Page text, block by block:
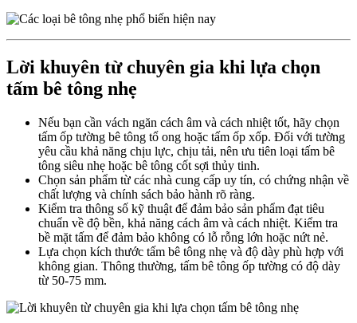
Lời khuyên từ chuyên gia khi lựa chọn
tấm bê tông nhẹ
Nếu bạn cần vách ngăn cách âm và cách nhiệt tốt, hãy chọn
tấm ốp tường bê tông tổ ong hoặc tấm ốp xốp. Đối với tường
yêu cầu khả năng chịu lực, chịu tải, nên ưu tiên loại tấm bê
tông siêu nhẹ hoặc bê tông cốt sợi thủy tinh.
Chọn sản phẩm từ các nhà cung cấp uy tín, có chứng nhận về
chất lượng và chính sách bảo hành rõ ràng.
Kiểm tra thông số kỹ thuật để đảm bảo sản phẩm đạt tiêu
chuẩn về độ bền, khả năng cách âm và cách nhiệt. Kiểm tra
bề mặt tấm để đảm bảo không có lỗ rỗng lớn hoặc nứt nẻ.
Lựa chọn kích thước tấm bê tông nhẹ và độ dày phù hợp với
không gian. Thông thường, tấm bê tông ốp tường có độ dày
từ 50-75 mm.